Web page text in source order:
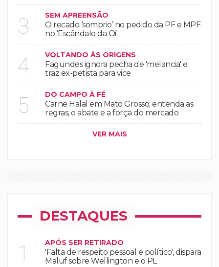
3 SEM APREENSÃO
O recado ‘sombrio’ no pedido da PF e MPF
no 'Escândalo da Oi'
4 VOLTANDO ÀS ORIGENS
Fagundes ignora pecha de 'melancia' e
traz ex-petista para vice
5 DO CAMPO À FÉ
Carne Halal em Mato Grosso; entenda as
regras, o abate e a força do mercado
VER MAIS
DESTAQUES
1 APÓS SER RETIRADO
'Falta de respeito pessoal e político', dispara
Maluf sobre Wellington e o PL